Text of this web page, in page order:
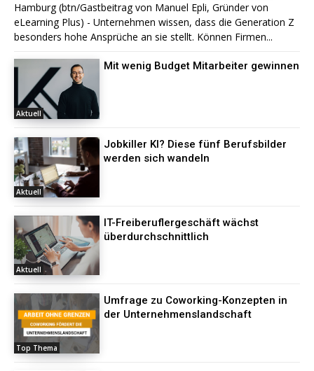
Hamburg (btn/Gastbeitrag von Manuel Epli, Gründer von
eLearning Plus) - Unternehmen wissen, dass die Generation Z
besonders hohe Ansprüche an sie stellt. Können Firmen...
Aktuell
Mit wenig Budget Mitarbeiter gewinnen
Aktuell
Jobkiller KI? Diese fünf Berufsbilder
werden sich wandeln
Aktuell
IT-Freiberuflergeschäft wächst
überdurchschnittlich
Top Thema
Umfrage zu Coworking-Konzepten in
der Unternehmenslandschaft